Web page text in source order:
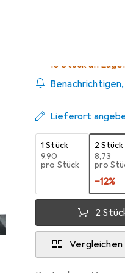
10 Stück an
Lieferort
1 Stück
EUR
9,90
pro Stück
2 Stück
EUR
8,73
pro
−12%
2
Vergleichen